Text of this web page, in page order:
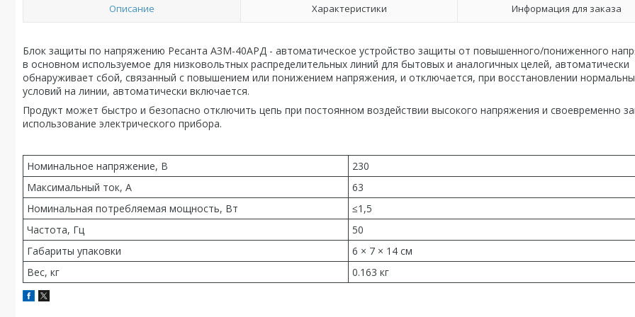
Описание Характеристики Информация для заказа
Блок защиты по напряжению Ресанта АЗМ-40АРД - автоматическое устройство защиты от повышенного/пониженного
в основном используемое для низковольтных распределительных линий для бытовых и аналогичных целей, автоматически
обнаруживает сбой, связанный с повышением или понижением напряжения, и отключается, при восстановлении
условий на линии, автоматически включается.
Продукт может быстро и безопасно отключить цепь при постоянном воздействии высокого напряжения и своевременно
использование электрического прибора.
Номинальное напряжение, В
230
Максимальный ток, А
63
Номинальная потребляемая мощность, Вт
≤1,5
Частота, Гц
50
Габариты упаковки
6 × 7 × 14 см
Вес, кг
0.163 кг